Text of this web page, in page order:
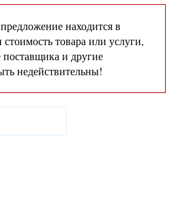
находится в
товара или услуги,
и другие
недействительны!